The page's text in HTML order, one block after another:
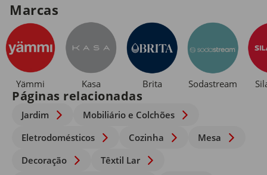
Marcas
Yämmi Kasa Brita Sodastream
Páginas relacionadas
Jardim
Mobiliário e Colchões
Eletrodomésticos
Cozinha
Mesa
Decoração
Têxtil Lar